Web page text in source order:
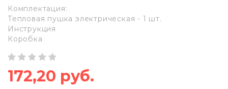
Комплектация:
Тепловая пушка электрическая - 1 шт.
Инструкция
Коробка
172,20 руб.